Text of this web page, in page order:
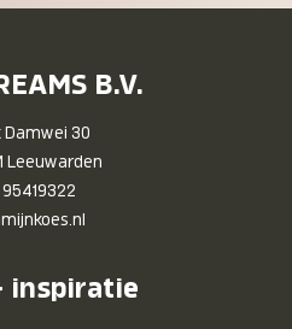
B.V.
Damwei 30
Leeuwarden
95419322
inspiratie